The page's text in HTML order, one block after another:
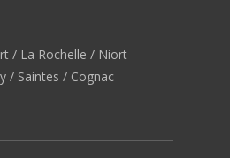
/ La Rochelle / Niort
/ Saintes / Cognac